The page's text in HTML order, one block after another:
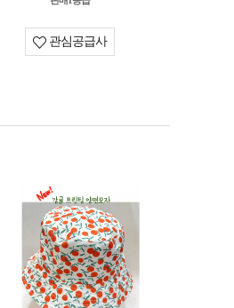
관심공급사